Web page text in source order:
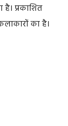
है। प्रकाशित
का है।